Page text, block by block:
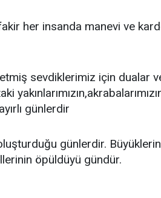
her insanda manevi ve
sevdiklerimiz için dualar
günlerdir
günlerdir. Büyüklerin
öpüldüyü gündür.